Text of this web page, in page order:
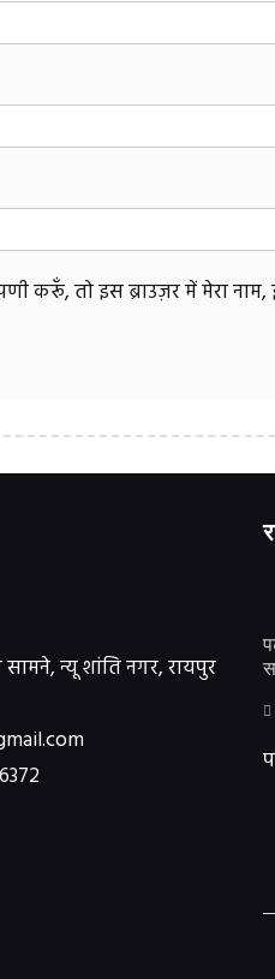
करूँ, तो इस ब्राउज़र में मेरा
न्यू शांति नगर, रायपुर